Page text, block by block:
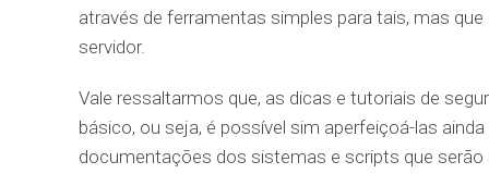
através de ferramentas simples para tais, mas
servidor.
Vale ressaltarmos que, as dicas e tutoriais de
básico, ou seja, é possível sim aperfeiçoá-las
documentações dos sistemas e scripts que